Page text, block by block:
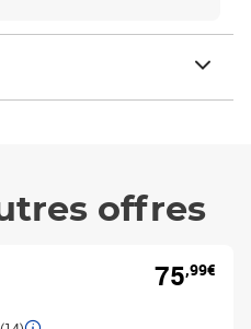
offres
75,99€